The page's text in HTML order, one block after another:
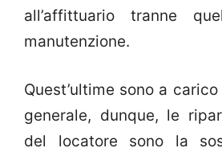
all’affittuario tranne
manutenzione.
Quest’ultime sono a
generale, dunque, le
del locatore sono la